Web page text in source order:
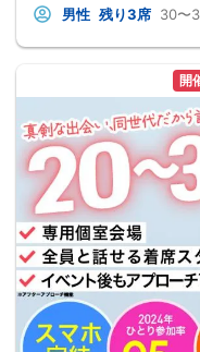
男性 残り3席 30〜
開